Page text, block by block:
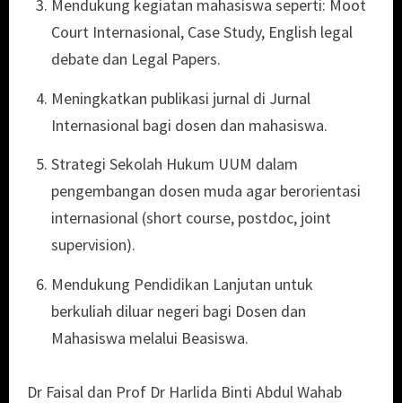
Mendukung kegiatan mahasiswa seperti: Moot
Court Internasional, Case Study, English legal
debate dan Legal Papers.
Meningkatkan publikasi jurnal di Jurnal
Internasional bagi dosen dan mahasiswa.
Strategi Sekolah Hukum UUM dalam
pengembangan dosen muda agar berorientasi
internasional (short course, postdoc, joint
supervision).
Mendukung Pendidikan Lanjutan untuk
berkuliah diluar negeri bagi Dosen dan
Mahasiswa melalui Beasiswa.
Dr Faisal dan Prof Dr Harlida Binti Abdul Wahab